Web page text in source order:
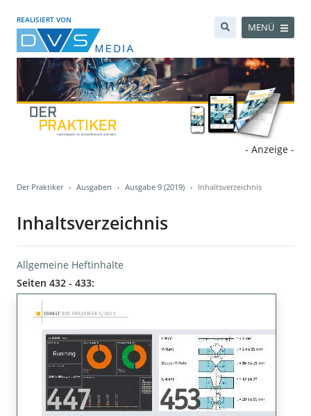
REALISIERT VON
MENÜ
- Anzeige -
Der Praktiker Ausgaben Ausgabe 9 (2019) Inhaltsverzeichnis
Inhaltsverzeichnis
Allgemeine Heftinhalte
Seiten 432 - 433: